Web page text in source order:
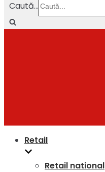
Caută...
Retail
Retail national